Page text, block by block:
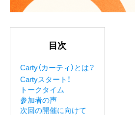
目次
Carty（カーティ）とは？
Cartyスタート！
トークタイム
参加者の声
次回の開催に向けて